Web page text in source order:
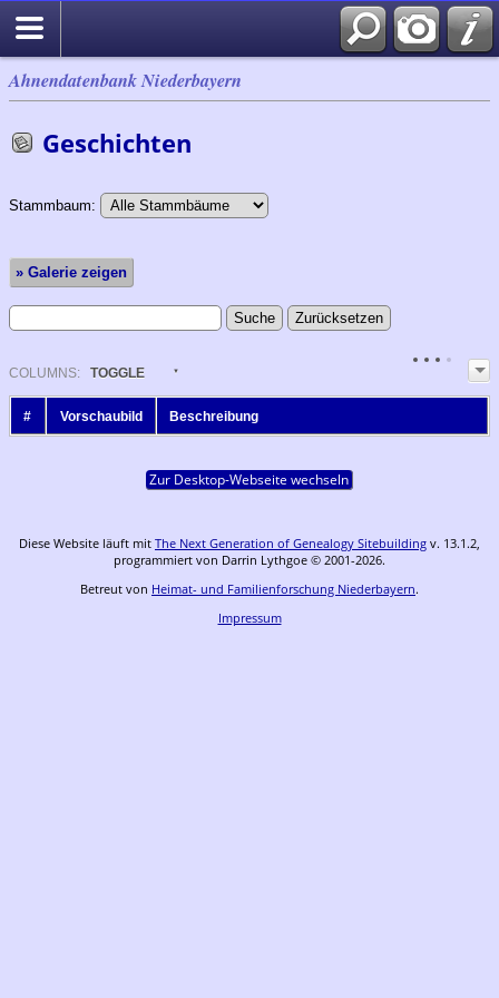
Ahnendatenbank Niederbayern
Geschichten
Stammbaum:
» Galerie zeigen
COLUMN S: TOGGLE
# Vorschaubild Beschreibung
Zur Desktop-Webseite wechseln
Diese Website läuft mit The Next Generation of Genealogy Sitebuilding v. 13.1.2,
programmiert von Darrin Lythgoe © 2001-2026.
Betreut von Heimat- und Familienforschung Niederbayern.
Impressum